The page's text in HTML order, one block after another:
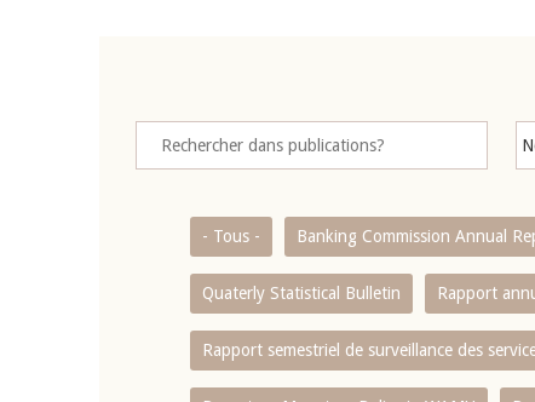
- Tous - Banking Commission Annual
Quaterly Statistical Bulletin Rapport
Rapport semestriel de surveillance des